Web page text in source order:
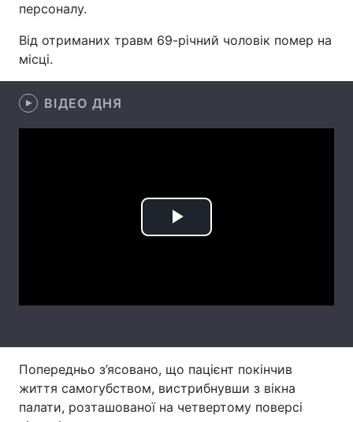
Екологія
Лонгріди
персоналу.
Від отриманих травм 69-річний чоловік помер на
місці.
ВІДЕО ДНЯ
Play
Попередньо з’ясовано, що пацієнт покінчив
життя самогубством, вистрибнувши з вікна
палати, розташованої на четвертому поверсі